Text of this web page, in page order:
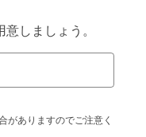
しましょう。
がありますのでご注意く